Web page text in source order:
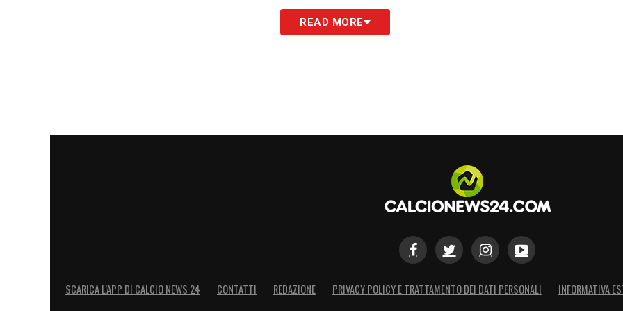
LA PLAYLIST DELLE NOSTRE TOP NEWSREAD MORE
SCARICA L’APP DI CALCIO NEWS 24 CONTATTI REDAZIONE PRIVACY POLICY E TRATTAMENTO DEI DATI PERSONALI INFORMATIVA